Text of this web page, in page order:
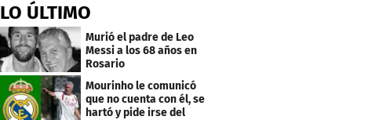
LO ÚLTIMO
Murió el padre de Leo
Messi a los 68 años en
Rosario
Mourinho le comunicó
que no cuenta con él, se
hartó y pide irse del